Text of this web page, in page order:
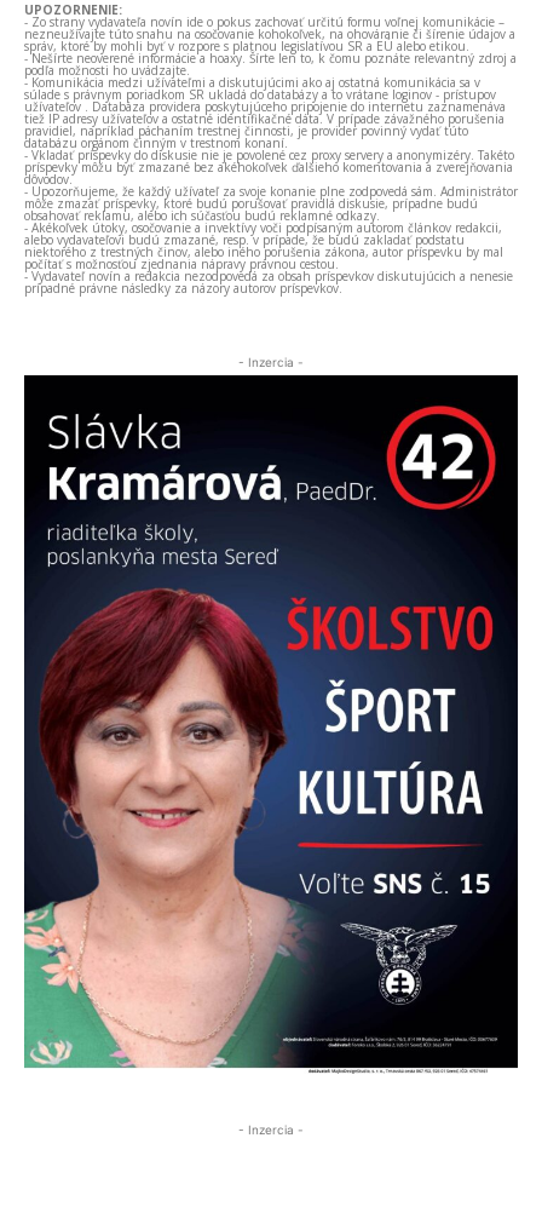
UPOZORNENIE:
- Zo strany vydavateľa novín ide o pokus zachovať určitú formu voľnej komunikácie –
nezneužívajte túto snahu na osočovanie kohokoľvek, na ohováranie či šírenie údajov a
správ, ktoré by mohli byť v rozpore s platnou legislatívou SR a EÚ alebo etikou.
- Nešírte neoverené informácie a hoaxy. Šírte len to, k čomu poznáte relevantný zdroj a
podľa možnosti ho uvádzajte.
- Komunikácia medzi užívateľmi a diskutujúcimi ako aj ostatná komunikácia sa v
súlade s právnym poriadkom SR ukladá do databázy a to vrátane loginov - prístupov
užívateľov . Databáza providera poskytujúceho pripojenie do internetu zaznamenáva
tiež IP adresy užívateľov a ostatné identifikačné dáta. V prípade závažného porušenia
pravidiel, napríklad páchaním trestnej činnosti, je provider povinný vydať túto
databázu orgánom činným v trestnom konaní.
- Vkladať príspevky do diskusie nie je povolené cez proxy servery a anonymizéry. Takéto
príspevky môžu byť zmazané bez akéhokoľvek ďalšieho komentovania a zverejňovania
dôvodov.
- Upozorňujeme, že každý užívateľ za svoje konanie plne zodpovedá sám. Administrátor
môže zmazať príspevky, ktoré budú porušovať pravidlá diskusie, prípadne budú
obsahovať reklamu, alebo ich súčasťou budú reklamné odkazy.
- Akékoľvek útoky, osočovanie a invektívy voči podpísaným autorom článkov redakcii,
alebo vydavateľovi budú zmazané, resp. v prípade, že budú zakladať podstatu
niektorého z trestných činov, alebo iného porušenia zákona, autor príspevku by mal
počítať s možnosťou zjednania nápravy právnou cestou.
- Vydavateľ novín a redakcia nezodpovedá za obsah príspevkov diskutujúcich a nenesie
prípadné právne následky za názory autorov príspevkov.
- Inzercia -
- Inzercia -